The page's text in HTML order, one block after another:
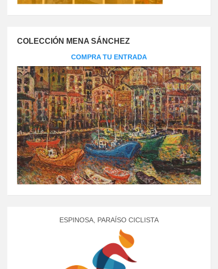
COLECCIÓN MENA SÁNCHEZ
COMPRA TU ENTRADA
ESPINOSA, PARAÍSO CICLISTA